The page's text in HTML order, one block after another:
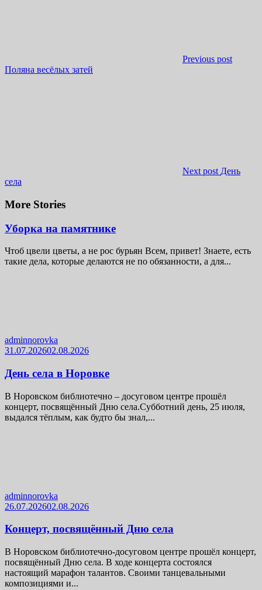
Previous post
Поляна весёлых затей
Next post День
села
More Stories
Уборка на памятнике
Чтоб цвели цветы, а не рос бурьян Всем, привет! Знаете, есть
такие дела, которые делаются не по обязанности, а для...
adminnorovka
31.07.202602.08.2026
День села в Норовке
В Норовском библиотечно – досуговом центре прошёл
концерт, посвящённый Дню села.Субботний день, 25 июля,
выдался тёплым, как будто бы знал,...
adminnorovka
26.07.202602.08.2026
Концерт, посвящённый Дню села
В Норовском библиотечно-досуговом центре прошёл концерт,
посвящённый Дню села. В ходе концерта состоялся
настоящий марафон талантов. Своими танцевальными
композициями и...